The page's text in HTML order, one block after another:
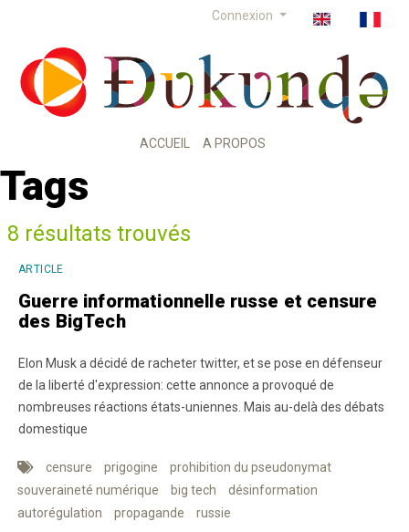
Connexion
ACCUEIL A PROPOS
Tags
8 résultats trouvés
ARTICLE
Guerre informationnelle russe et censure
des BigTech
Elon Musk a décidé de racheter twitter, et se pose en défenseur
de la liberté d'expression: cette annonce a provoqué de
nombreuses réactions états-uniennes. Mais au-delà des débats
domestique
censure prigogine
prohibition du pseudonymat
souveraineté numérique
big tech
désinformation
autorégulation
propagande russie